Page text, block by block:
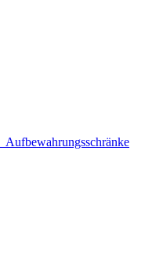
Aufbewahrungsschränke